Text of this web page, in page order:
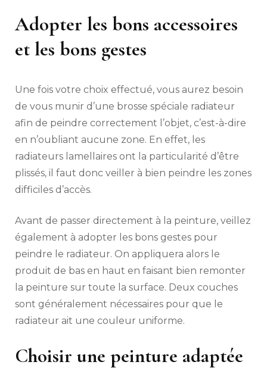
Adopter les bons accessoires
et les bons gestes
Une fois votre choix effectué, vous aurez besoin
de vous munir d’une brosse spéciale radiateur
afin de peindre correctement l’objet, c’est-à-dire
en n’oubliant aucune zone. En effet, les
radiateurs lamellaires ont la particularité d’être
plissés, il faut donc veiller à bien peindre les zones
difficiles d’accès.
Avant de passer directement à la peinture, veillez
également à adopter les bons gestes pour
peindre le radiateur. On appliquera alors le
produit de bas en haut en faisant bien remonter
la peinture sur toute la surface. Deux couches
sont généralement nécessaires pour que le
radiateur ait une couleur uniforme.
Choisir une peinture adaptée